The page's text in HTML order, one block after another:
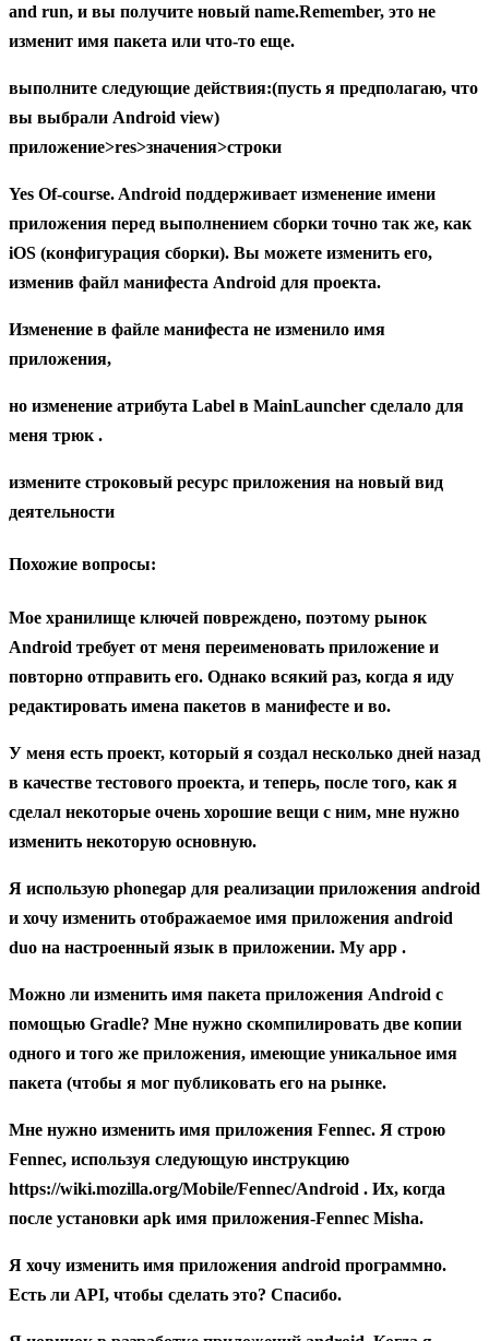
and run, и вы получите новый name.Remember, это не
изменит имя пакета или что-то еще.
выполните следующие действия:(пусть я предполагаю, что
вы выбрали Android view)
приложение>res>значения>строки
Yes Of-course. Android поддерживает изменение имени
приложения перед выполнением сборки точно так же, как
iOS (конфигурация сборки). Вы можете изменить его,
изменив файл манифеста Android для проекта.
Изменение в файле манифеста не изменило имя
приложения,
но изменение атрибута Label в MainLauncher сделало для
меня трюк .
измените строковый ресурс приложения на новый вид
деятельности
Похожие вопросы:
Мое хранилище ключей повреждено, поэтому рынок
Android требует от меня переименовать приложение и
повторно отправить его. Однако всякий раз, когда я иду
редактировать имена пакетов в манифесте и во.
У меня есть проект, который я создал несколько дней назад
в качестве тестового проекта, и теперь, после того, как я
сделал некоторые очень хорошие вещи с ним, мне нужно
изменить некоторую основную.
Я использую phonegap для реализации приложения android
и хочу изменить отображаемое имя приложения android
duo на настроенный язык в приложении. My app .
Можно ли изменить имя пакета приложения Android с
помощью Gradle? Мне нужно скомпилировать две копии
одного и того же приложения, имеющие уникальное имя
пакета (чтобы я мог публиковать его на рынке.
Мне нужно изменить имя приложения Fennec. Я строю
Fennec, используя следующую инструкцию
https://wiki.mozilla.org/Mobile/Fennec/Android . Их, когда
после установки apk имя приложения-Fennec Misha.
Я хочу изменить имя приложения android программно.
Есть ли API, чтобы сделать это? Спасибо.